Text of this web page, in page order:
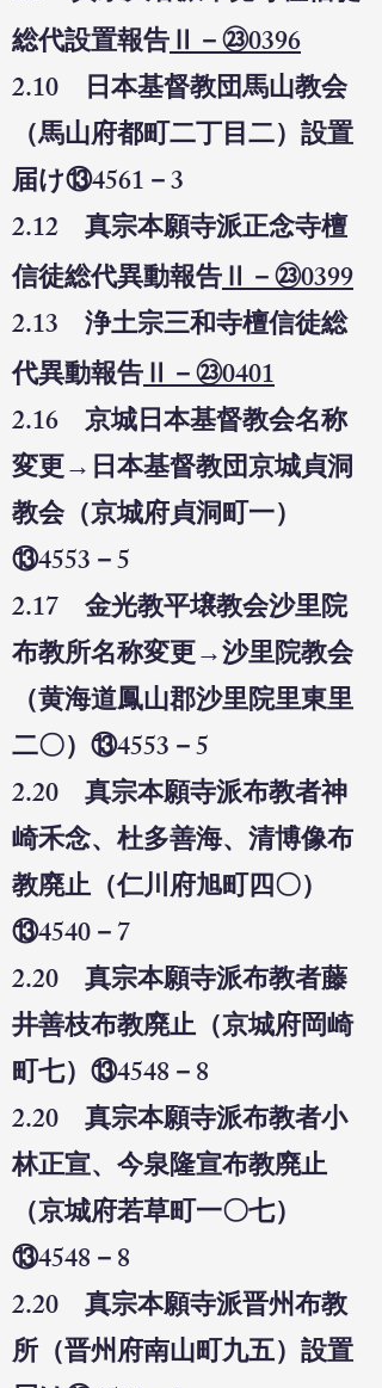
総代設置報告Ⅱ－㉓0396
2.10 日本基督教団馬山教会
（馬山府都町二丁目二）設置
届け⑬4561－3
2.12 真宗本願寺派正念寺檀
信徒総代異動報告Ⅱ－㉓0399
2.13 浄土宗三和寺檀信徒総
代異動報告Ⅱ－㉓0401
2.16 京城日本基督教会名称
変更→日本基督教団京城貞洞
教会（京城府貞洞町一）
⑬4553－5
2.17 金光教平壌教会沙里院
布教所名称変更→沙里院教会
（黄海道鳳山郡沙里院里東里
二〇）⑬4553－5
2.20 真宗本願寺派布教者神
崎禾念、杜多善海、清博像布
教廃止（仁川府旭町四〇）
⑬4540－7
2.20 真宗本願寺派布教者藤
井善枝布教廃止（京城府岡崎
町七）⑬4548－8
2.20 真宗本願寺派布教者小
林正宣、今泉隆宣布教廃止
（京城府若草町一〇七）
⑬4548－8
2.20 真宗本願寺派晋州布教
所（晋州府南山町九五）設置